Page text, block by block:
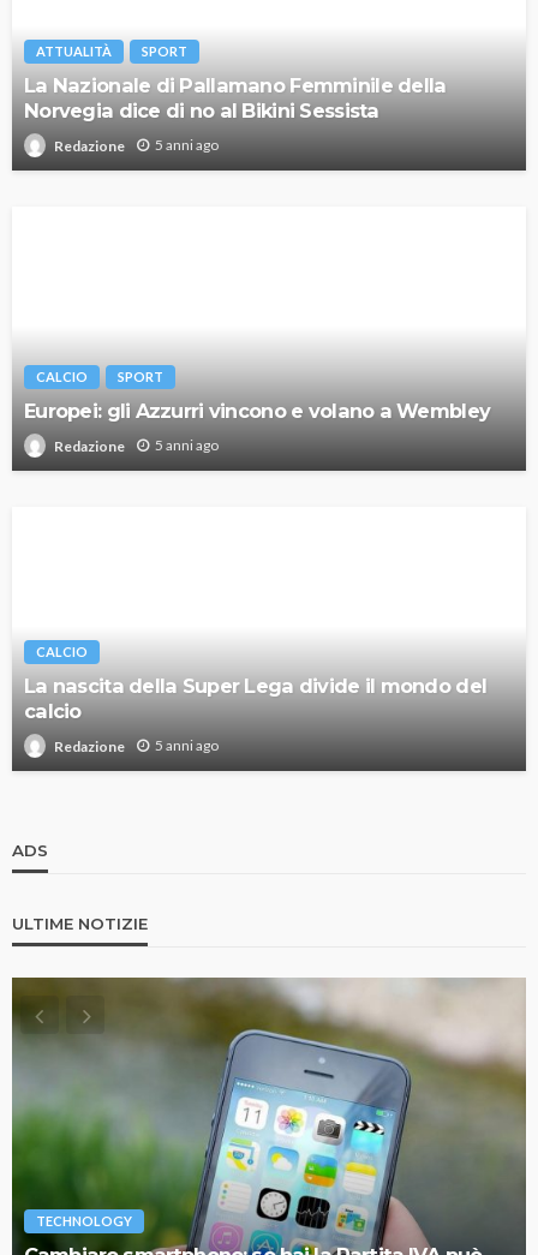
ATTUALITÀ SPORT
La Nazionale di Pallamano Femminile della
Norvegia dice di no al Bikini Sessista
Redazione 5 anni ago
CALCIO SPORT
Europei: gli Azzurri vincono e volano a Wembley
Redazione 5 anni ago
CALCIO
La nascita della Super Lega divide il mondo del
calcio
Redazione 5 anni ago
ADS
ULTIME NOTIZIE
TECHNOLOGY